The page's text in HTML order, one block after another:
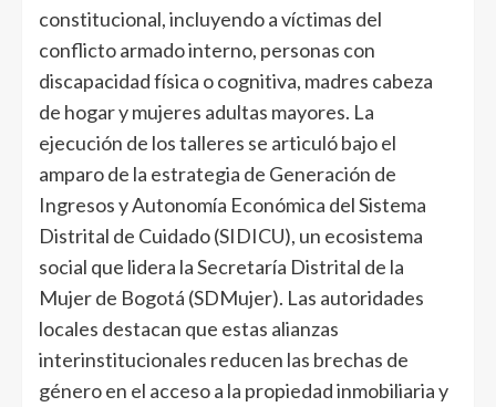
constitucional, incluyendo a víctimas del
conflicto armado interno, personas con
discapacidad física o cognitiva, madres cabeza
de hogar y mujeres adultas mayores. La
ejecución de los talleres se articuló bajo el
amparo de la estrategia de Generación de
Ingresos y Autonomía Económica del Sistema
Distrital de Cuidado (SIDICU), un ecosistema
social que lidera la Secretaría Distrital de la
Mujer de Bogotá (SDMujer). Las autoridades
locales destacan que estas alianzas
interinstitucionales reducen las brechas de
género en el acceso a la propiedad inmobiliaria y